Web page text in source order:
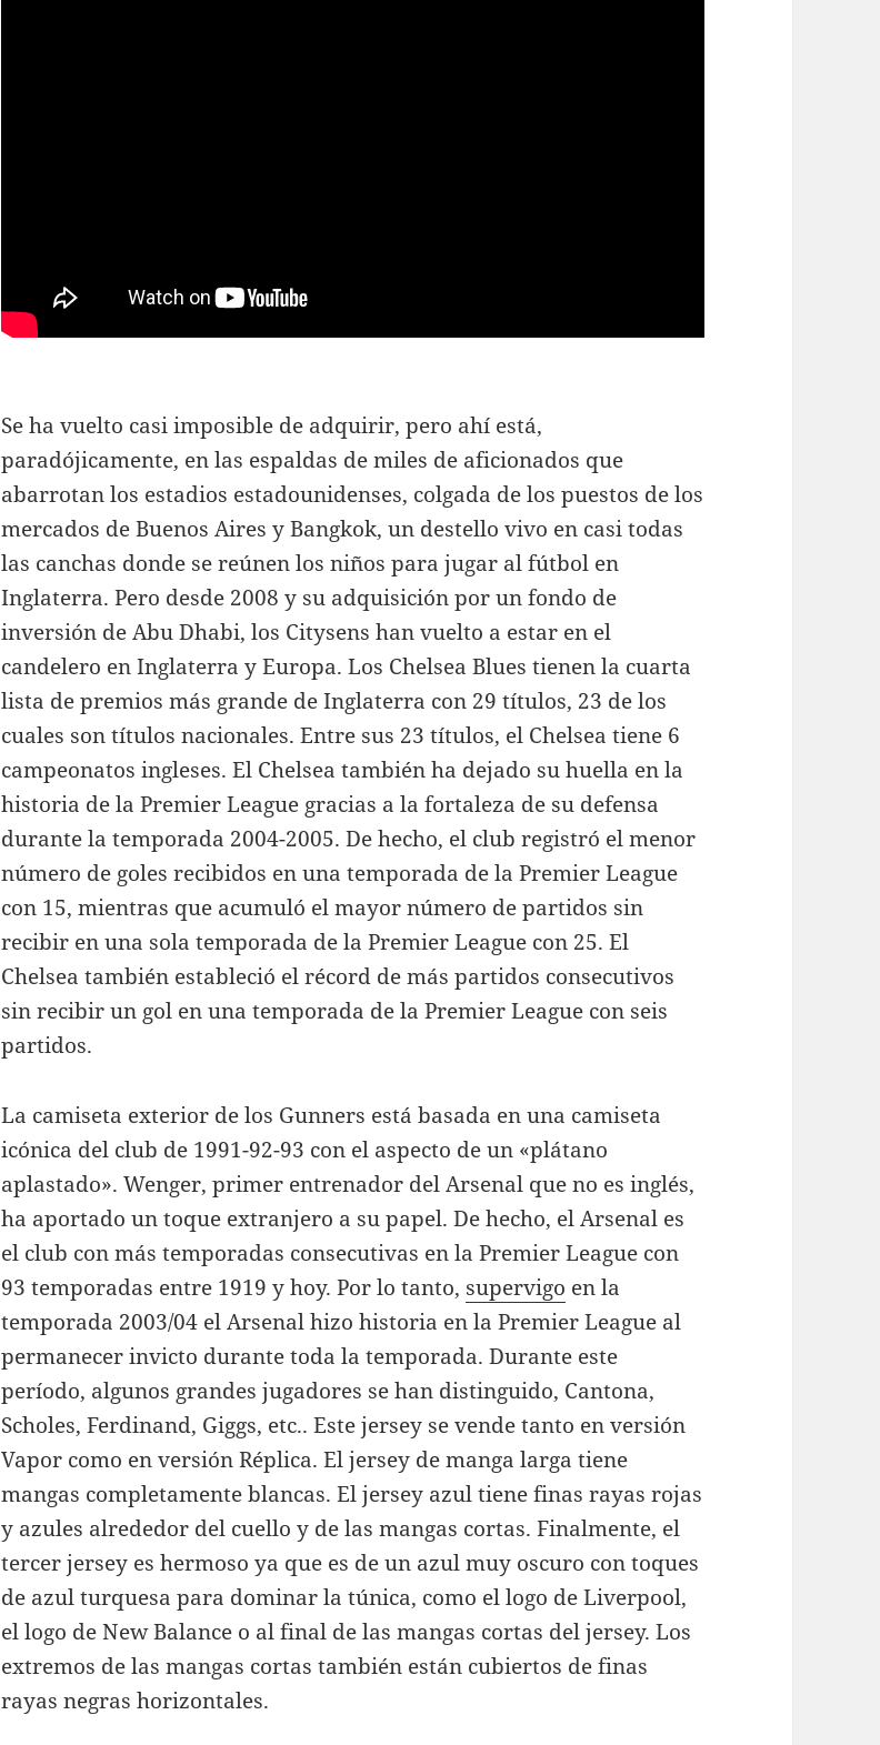
Se ha vuelto casi imposible de adquirir, pero ahí está,
paradójicamente, en las espaldas de miles de aficionados que
abarrotan los estadios estadounidenses, colgada de los puestos de los
mercados de Buenos Aires y Bangkok, un destello vivo en casi todas
las canchas donde se reúnen los niños para jugar al fútbol en
Inglaterra. Pero desde 2008 y su adquisición por un fondo de
inversión de Abu Dhabi, los Citysens han vuelto a estar en el
candelero en Inglaterra y Europa. Los Chelsea Blues tienen la cuarta
lista de premios más grande de Inglaterra con 29 títulos, 23 de los
cuales son títulos nacionales. Entre sus 23 títulos, el Chelsea tiene 6
campeonatos ingleses. El Chelsea también ha dejado su huella en la
historia de la Premier League gracias a la fortaleza de su defensa
durante la temporada 2004-2005. De hecho, el club registró el menor
número de goles recibidos en una temporada de la Premier League
con 15, mientras que acumuló el mayor número de partidos sin
recibir en una sola temporada de la Premier League con 25. El
Chelsea también estableció el récord de más partidos consecutivos
sin recibir un gol en una temporada de la Premier League con seis
partidos.
La camiseta exterior de los Gunners está basada en una camiseta
icónica del club de 1991-92-93 con el aspecto de un «plátano
aplastado». Wenger, primer entrenador del Arsenal que no es inglés,
ha aportado un toque extranjero a su papel. De hecho, el Arsenal es
el club con más temporadas consecutivas en la Premier League con
93 temporadas entre 1919 y hoy. Por lo tanto, supervigo en la
temporada 2003/04 el Arsenal hizo historia en la Premier League al
permanecer invicto durante toda la temporada. Durante este
período, algunos grandes jugadores se han distinguido, Cantona,
Scholes, Ferdinand, Giggs, etc.. Este jersey se vende tanto en versión
Vapor como en versión Réplica. El jersey de manga larga tiene
mangas completamente blancas. El jersey azul tiene finas rayas rojas
y azules alrededor del cuello y de las mangas cortas. Finalmente, el
tercer jersey es hermoso ya que es de un azul muy oscuro con toques
de azul turquesa para dominar la túnica, como el logo de Liverpool,
el logo de New Balance o al final de las mangas cortas del jersey. Los
extremos de las mangas cortas también están cubiertos de finas
rayas negras horizontales.